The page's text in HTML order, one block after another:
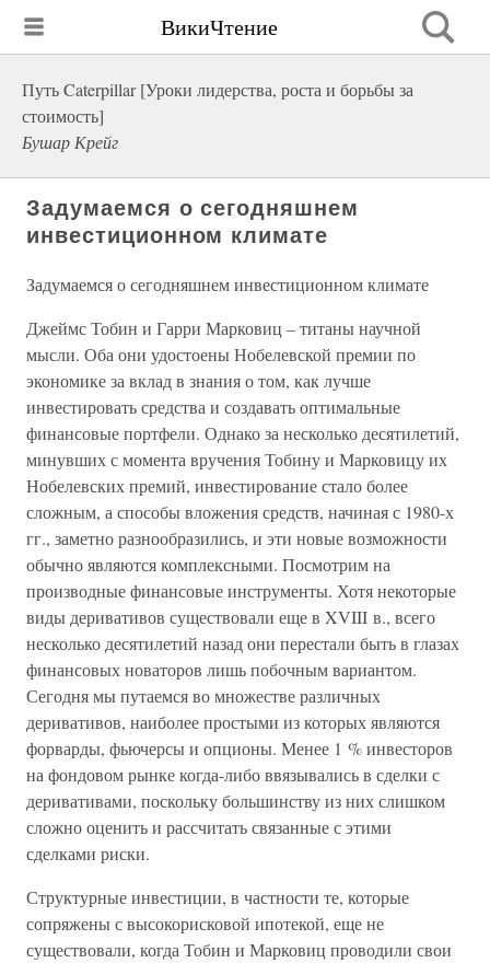
ВикиЧтение
Путь Caterpillar [Уроки лидерства, роста и борьбы за
стоимость]
Бушар Крейг
Задумаемся о сегодняшнем
инвестиционном климате
Задумаемся о сегодняшнем инвестиционном климате
Джеймс Тобин и Гарри Марковиц – титаны научной
мысли. Оба они удостоены Нобелевской премии по
экономике за вклад в знания о том, как лучше
инвестировать средства и создавать оптимальные
финансовые портфели. Однако за несколько десятилетий,
минувших с момента вручения Тобину и Марковицу их
Нобелевских премий, инвестирование стало более
сложным, а способы вложения средств, начиная с 1980-х
гг., заметно разнообразились, и эти новые возможности
обычно являются комплексными. Посмотрим на
производные финансовые инструменты. Хотя некоторые
виды деривативов существовали еще в XVIII в., всего
несколько десятилетий назад они перестали быть в глазах
финансовых новаторов лишь побочным вариантом.
Сегодня мы путаемся во множестве различных
деривативов, наиболее простыми из которых являются
форварды, фьючерсы и опционы. Менее 1 % инвесторов
на фондовом рынке когда-либо ввязывались в сделки с
деривативами, поскольку большинству из них слишком
сложно оценить и рассчитать связанные с этими
сделками риски.
Структурные инвестиции, в частности те, которые
сопряжены с высокорисковой ипотекой, еще не
существовали, когда Тобин и Марковиц проводили свои